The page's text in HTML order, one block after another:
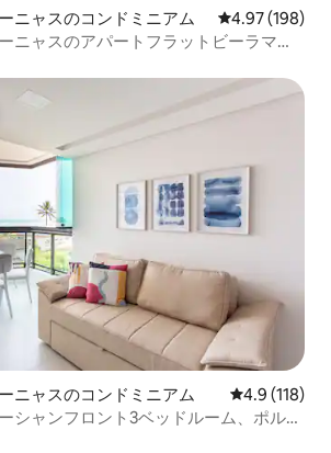
ニャスのコンドミニアム レビュー198
4.97 (198)
ニャスのアパートフラットビーラマ
ニャスのコンドミニアム レビュー118
4.9 (118)
シャンフロント3ベッドルーム、ポルト